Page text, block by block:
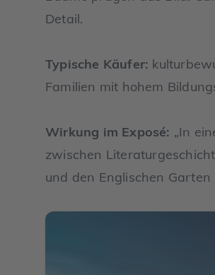
Detail.
Typische Käufer:
Familien mit hohem
Wirkung im Exposé: „In
zwischen
und den Englischen Garten